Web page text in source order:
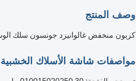
وصف المنتج
كربون منخفض غالوانيزد جونسون سلك
مواصفات شاشة الأسلاك الخشبية